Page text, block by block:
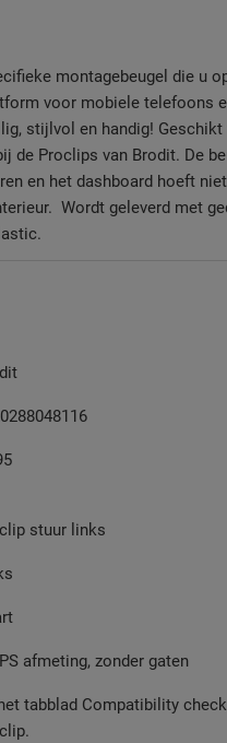
montagebeugel die u
voor mobiele telefoons
stijlvol en handig!
de Proclips van Brodit. De
en het dashboard hoeft
Wordt geleverd met
stuur links
afmeting, zonder gaten
tabblad Compatibility